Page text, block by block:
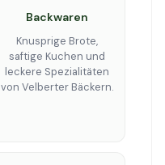
Backwaren
Knusprige Brote,
saftige Kuchen und
leckere Spezialitäten
von Velberter Bäckern.